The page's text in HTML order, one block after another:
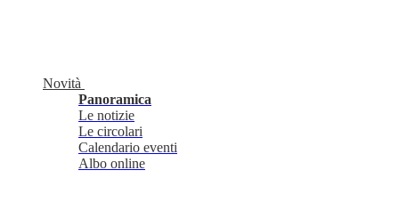
Novità
Panoramica
Le notizie
Le circolari
Calendario eventi
Albo online